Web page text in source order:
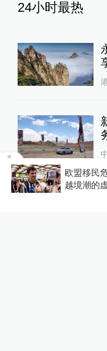
24小时最热
欧盟移民
越境潮的